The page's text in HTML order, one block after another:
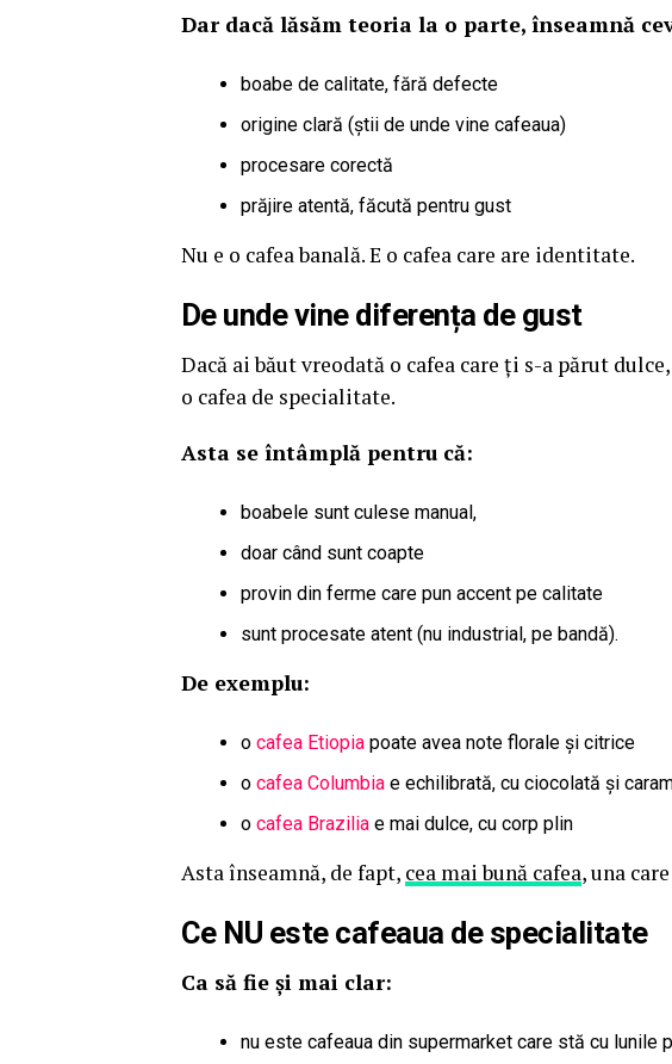
Dar dacă lăsăm teoria la o parte, înseamnă
boabe de calitate, fără defecte
origine clară (știi de unde vine cafeaua)
procesare corectă
prăjire atentă, făcută pentru gust
Nu e o cafea banală. E o cafea care are identitate.
De unde vine diferența de gust
Dacă ai băut vreodată o cafea care ți s-a părut
o cafea de specialitate.
Asta se întâmplă pentru că:
boabele sunt culese manual,
doar când sunt coapte
provin din ferme care pun accent pe calitate
sunt procesate atent (nu industrial, pe bandă).
De exemplu:
o cafea Etiopia poate avea note florale și citrice
o cafea Columbia e echilibrată, cu ciocolată și
o cafea Brazilia e mai dulce, cu corp plin
Asta înseamnă, de fapt, cea mai bună cafea, una
Ce NU este cafeaua de specialitate
Ca să fie și mai clar:
nu este cafeaua din supermarket care stă cu lunile